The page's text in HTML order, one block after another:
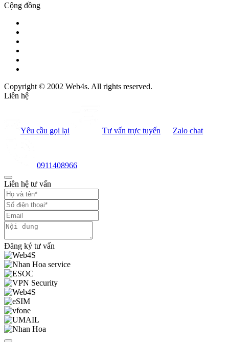
Cộng đồng
Copyright © 2002 Web4s. All rights reserved.
Liên hệ
Yêu cầu gọi lại Tư vấn trực tuyến Zalo chat
0911408966
Liên hệ tư vấn
Đăng ký tư vấn